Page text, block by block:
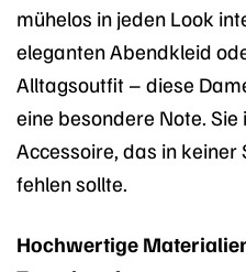
mühelos in jeden Look
eleganten Abendkleid
Alltagsoutfit – diese
eine besondere Note. Sie
Accessoire, das in
fehlen sollte.
Hochwertige